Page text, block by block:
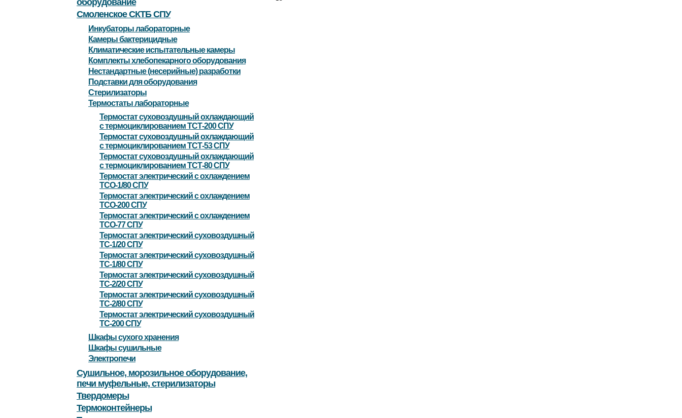
оборудование
Смоленское СКТБ СПУ
Инкубаторы лабораторные
Камеры бактерицидные
Климатические испытательные камеры
Комплекты хлебопекарного оборудования
Нестандартные (несерийные) разработки
Подставки для оборудования
Стерилизаторы
Термостаты лабораторные
Термостат суховоздушный охлаждающий
с термоциклированием ТСТ-200 СПУ
Термостат суховоздушный охлаждающий
с термоциклированием ТСТ-53 СПУ
Термостат суховоздушный охлаждающий
с термоциклированием ТСТ-80 СПУ
Термостат электрический с охлаждением
ТСО-1/80 СПУ
Термостат электрический с охлаждением
ТСО-200 СПУ
Термостат электрический с охлаждением
ТСО-77 СПУ
Термостат электрический суховоздушный
ТС-1/20 СПУ
Термостат электрический суховоздушный
ТС-1/80 СПУ
Термостат электрический суховоздушный
ТС-2/20 СПУ
Термостат электрический суховоздушный
ТС-2/80 СПУ
Термостат электрический суховоздушный
ТС-200 СПУ
Шкафы сухого хранения
Шкафы сушильные
Электропечи
Сушильное, морозильное оборудование,
печи муфельные, стерилизаторы
Твердомеры
Термоконтейнеры